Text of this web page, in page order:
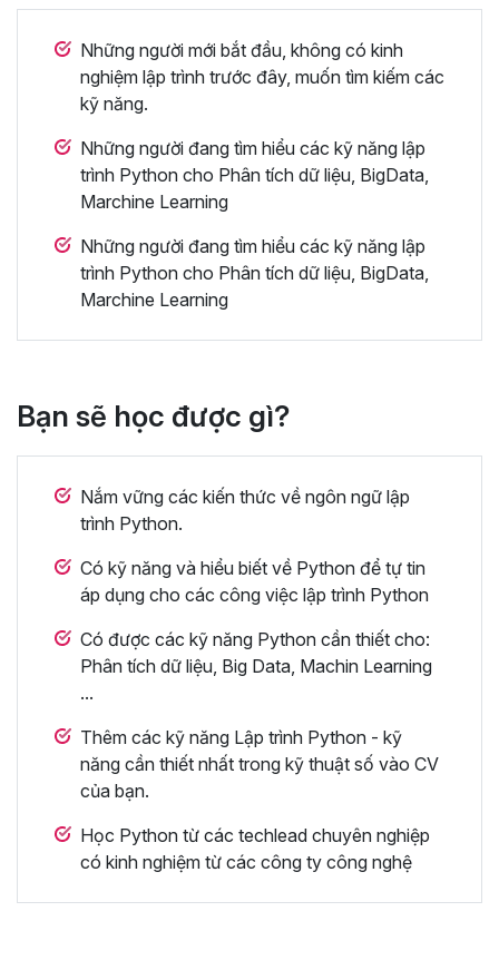
Những người mới bắt đầu, không có kinh
nghiệm lập trình trước đây, muốn tìm kiếm các
kỹ năng.
Những người đang tìm hiểu các kỹ năng lập
trình Python cho Phân tích dữ liệu, BigData,
Marchine Learning
Những người đang tìm hiểu các kỹ năng lập
trình Python cho Phân tích dữ liệu, BigData,
Marchine Learning
Bạn sẽ học được gì?
Nắm vững các kiến thức về ngôn ngữ lập
trình Python.
Có kỹ năng và hiểu biết về Python để tự tin
áp dụng cho các công việc lập trình Python
Có được các kỹ năng Python cần thiết cho:
Phân tích dữ liệu, Big Data, Machin Learning
...
Thêm các kỹ năng Lập trình Python - kỹ
năng cần thiết nhất trong kỹ thuật số vào CV
của bạn.
Học Python từ các techlead chuyên nghiệp
có kinh nghiệm từ các công ty công nghệ